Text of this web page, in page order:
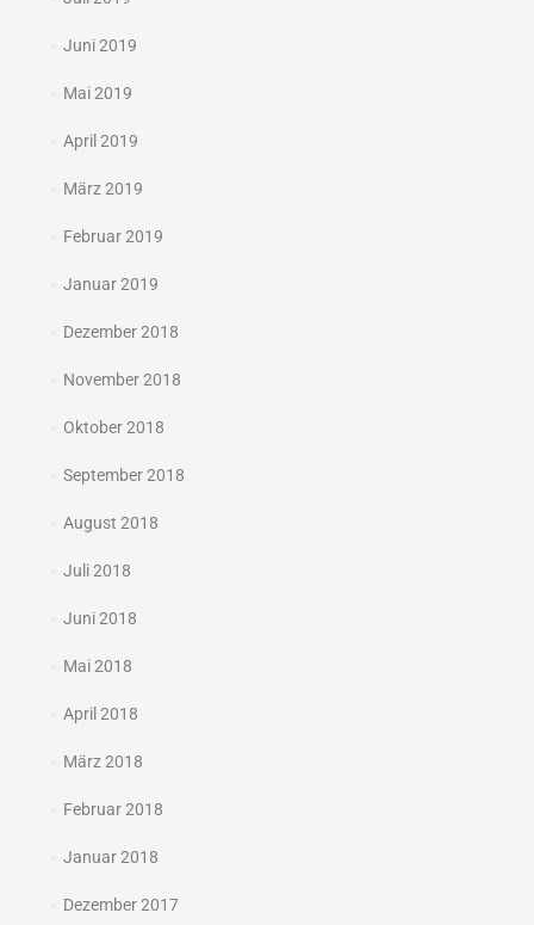
Juni 2019
Mai 2019
April 2019
März 2019
Februar 2019
Januar 2019
Dezember 2018
November 2018
Oktober 2018
September 2018
August 2018
Juli 2018
Juni 2018
Mai 2018
April 2018
März 2018
Februar 2018
Januar 2018
Dezember 2017